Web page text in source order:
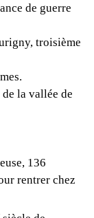
de guerre
troisième
la vallée de
136
rentrer chez